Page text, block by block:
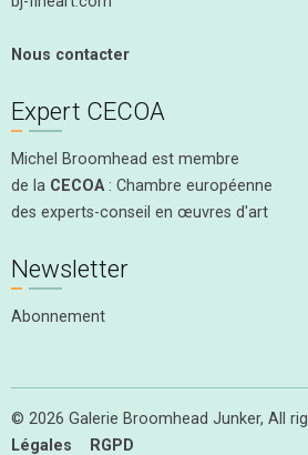
Nous contacter
Expert CECOA
Michel Broomhead est membre
de la CECOA: Chambre européenne
des experts-conseil en œuvres d'art
Newsletter
Abonnement
© 2026 Galerie Broomhead Junker, All
Légales
RGPD